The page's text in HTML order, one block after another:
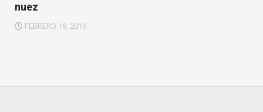
nuez
FEBRERO 18, 2019